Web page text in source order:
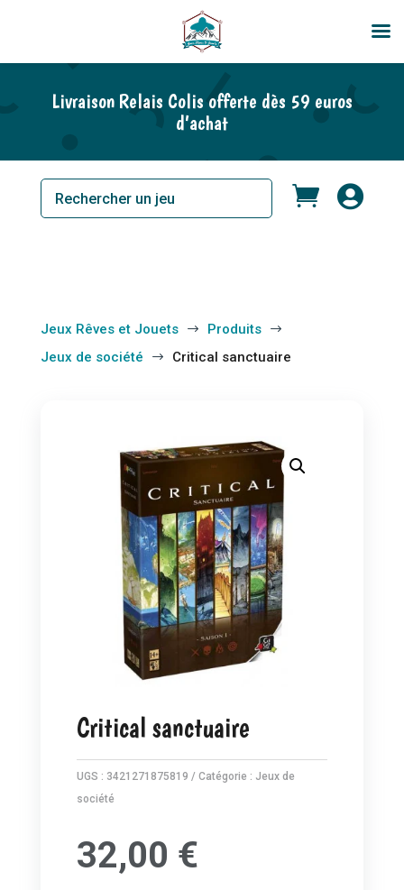
Livraison Relais Colis offerte dès 59 euros
d’achat
 
Jeux Rêves et Jouets $ Produits $
Jeux de société $ Critical sanctuaire
Critical sanctuaire
UGS : 3421271875819 Catégorie : Jeux de
société
32,00 €